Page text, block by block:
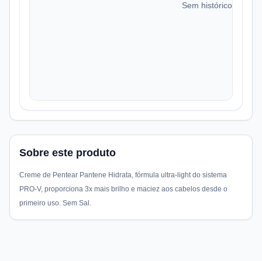
Sem histórico de
Sobre este produto
Creme de Pentear Pantene Hidrata, fórmula ultra-light do sistema
PRO-V, proporciona 3x mais brilho e maciez aos cabelos desde o
primeiro uso. Sem Sal.